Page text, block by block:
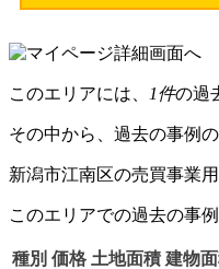
このエリアには、 1件の過
その中から、過去の事例
新潟市江南区の売買事業
このエリアでの過去の事例
種別 価格 土地面積 建物